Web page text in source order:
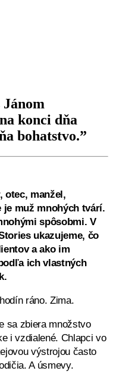
konci dňa
bohatstvo.”
otec, manžel,
je muž mnohých tvárí.
spôsobmi. V
ukazujeme, čo
a ako im
ich vlastných
ráno. Zima.
sa zbiera množstvo
i vzdialené. Chlapci vo
výstrojou často
A úsmevy.